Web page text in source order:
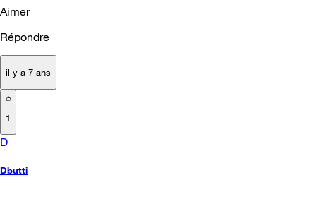
Aimer
Répondre
il y a 7 ans
1
D
Dbutti